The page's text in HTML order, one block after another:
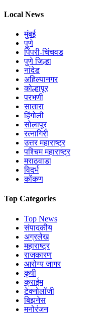
Local News
मुंबई
पुणे
पिंपरी-चिंचवड
पुणे जिल्हा
नांदेड
अहिल्यानगर
कोल्हापूर
परभणी
सातारा
हिंगोली
सोलापूर
रत्नागिरी
उत्तर महाराष्ट्र
पश्चिम महाराष्ट्र
मराठवाडा
विदर्भ
कोंकण
Top Categories
Top News
संपादकीय
अग्रलेख
महाराष्ट्र
राजकारण
आरोग्य जागर
कृषी
क्राईम
टेक्नोलॉजी
बिझनेस
मनोरंजन